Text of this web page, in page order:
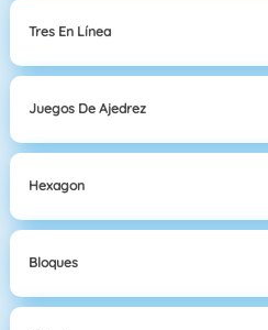
Tres En Línea
Juegos De Ajedrez
Hexagon
Bloques